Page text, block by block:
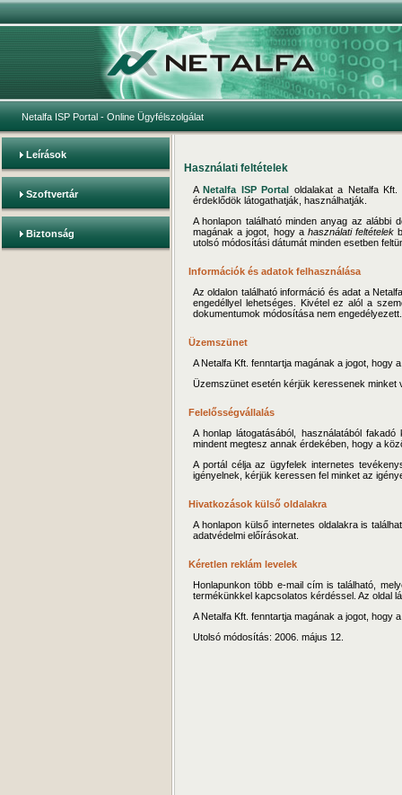
Netalfa ISP Portal - Online Ügyfélszolgálat
Leírások
Szoftvertár
Biztonság
Használati feltételek
ANetalfa ISP Portal oldalakat a Netalfa
érdeklődök látogathatják, használhatják.
A honlapon található minden anyag az alábbi
magának a jogot, hogy a használati feltételek
utolsó módosítási dátumát minden esetben
Információk és adatok felhasználása
Az oldalon található információ és adat a
engedéllyel lehetséges. Kivétel ez alól a
dokumentumok módosítása nem engedélyezett.
Üzemszünet
A Netalfa Kft. fenntartja magának a jogot, hogy
Üzemszünet esetén kérjük keressenek minket
Felelősségvállalás
A honlap látogatásából, használatából
mindent megtesz annak érdekében, hogy a
A portál célja az ügyfelek internetes
igényelnek, kérjük keressen fel minket az
Hivatkozások külső oldalakra
A honlapon külső internetes oldalakra is
adatvédelmi előírásokat.
Kéretlen reklám levelek
Honlapunkon több e-mail cím is található,
termékünkkel kapcsolatos kérdéssel. Az oldal
A Netalfa Kft. fenntartja magának a jogot, hogy
Utolsó módosítás: 2006. május 12.